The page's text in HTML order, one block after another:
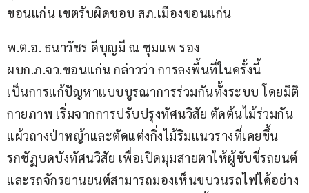
ขอนแก่น เขตรับผิดชอบ สภ.เมืองขอนแก่น
พ.ต.อ. ธนาวัชร ดีบุญมี ณ ชุมแพ รอง
ผบก.ภ.จว.ขอนแก่น กล่าวว่า การลงพื้นที่ในครั้งนี้
เป็นการแก้ปัญหาแบบบูรณาการร่วมกันทั้งระบบ โดยมิติ
กายภาพ เริ่มจากการปรับปรุงทัศนวิสัย ตัดต้นไม้ร่วมกัน
แผ้วถางป่าหญ้าและตัดแต่งกิ่งไม้ริมแนวรางที่เคยขึ้น
รกชัฏบดบังทัศนวิสัย เพื่อเปิดมุมสายตาให้ผู้ขับขี่รถยนต์
และรถจักรยานยนต์สามารถมองเห็นขบวนรถไฟได้อย่าง